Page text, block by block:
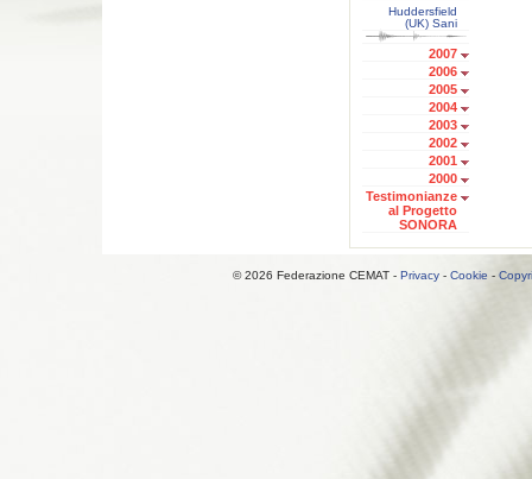
Huddersfield
(UK) Sani
2007
2006
2005
2004
2003
2002
2001
2000
Testimonianze
al Progetto
SONORA
© 2026 Federazione CEMAT - Privacy- Cookie -